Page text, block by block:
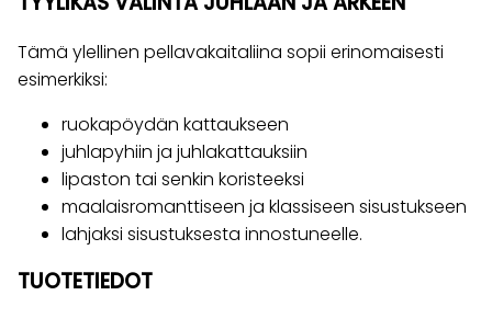
Tämä ylellinen pellavakaitaliina sopii erinomaisesti
esimerkiksi:
ruokapöydän kattaukseen
juhlapyhiin ja juhlakattauksiin
lipaston tai senkin koristeeksi
maalaisromanttiseen ja klassiseen sisustukseen
lahjaksi sisustuksesta innostuneelle.
TUOTETIEDOT